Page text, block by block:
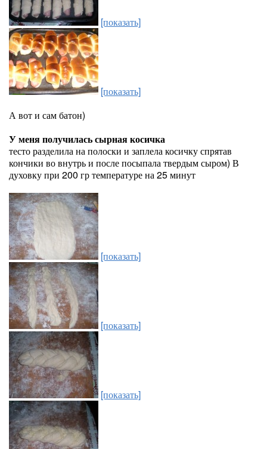
[показать]
[показать]
А вот и сам батон)
У меня получилась сырная косичка
тесто разделила на полоски и заплела косичку спрятав
кончики во внутрь и после посыпала твердым сыром) В
духовку при 200 гр температуре на 25 минут
[показать]
[показать]
[показать]